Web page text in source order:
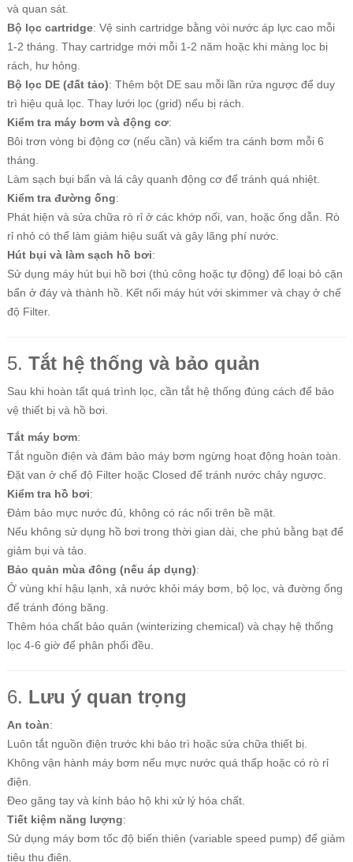
và quan sát.
Bộ lọc cartridge: Vệ sinh cartridge bằng vòi nước áp lực cao mỗi
1-2 tháng. Thay cartridge mới mỗi 1-2 năm hoặc khi màng lọc bị
rách, hư hỏng.
Bộ lọc DE (đất tảo): Thêm bột DE sau mỗi lần rửa ngược để duy
trì hiệu quả lọc. Thay lưới lọc (grid) nếu bị rách.
Kiểm tra máy bơm và động cơ:
Bôi trơn vòng bi động cơ (nếu cần) và kiểm tra cánh bơm mỗi 6
tháng.
Làm sạch bụi bẩn và lá cây quanh động cơ để tránh quá nhiệt.
Kiểm tra đường ống:
Phát hiện và sửa chữa rò rỉ ở các khớp nối, van, hoặc ống dẫn. Rò
rỉ nhỏ có thể làm giảm hiệu suất và gây lãng phí nước.
Hút bụi và làm sạch hồ bơi:
Sử dụng máy hút bụi hồ bơi (thủ công hoặc tự động) để loại bỏ cặn
bẩn ở đáy và thành hồ. Kết nối máy hút với skimmer và chạy ở chế
độ Filter.
5. Tắt hệ thống và bảo quản
Sau khi hoàn tất quá trình lọc, cần tắt hệ thống đúng cách để bảo
vệ thiết bị và hồ bơi.
Tắt máy bơm:
Tắt nguồn điện và đảm bảo máy bơm ngừng hoạt động hoàn toàn.
Đặt van ở chế độ Filter hoặc Closed để tránh nước chảy ngược.
Kiểm tra hồ bơi:
Đảm bảo mực nước đủ, không có rác nổi trên bề mặt.
Nếu không sử dụng hồ bơi trong thời gian dài, che phủ bằng bạt để
giảm bụi và tảo.
Bảo quản mùa đông (nếu áp dụng):
Ở vùng khí hậu lạnh, xả nước khỏi máy bơm, bộ lọc, và đường ống
để tránh đóng băng.
Thêm hóa chất bảo quản (winterizing chemical) và chạy hệ thống
lọc 4-6 giờ để phân phối đều.
6. Lưu ý quan trọng
An toàn:
Luôn tắt nguồn điện trước khi bảo trì hoặc sửa chữa thiết bị.
Không vận hành máy bơm nếu mực nước quá thấp hoặc có rò rỉ
điện.
Đeo găng tay và kính bảo hộ khi xử lý hóa chất.
Tiết kiệm năng lượng:
Sử dụng máy bơm tốc độ biến thiên (variable speed pump) để giảm
tiêu thụ điện.